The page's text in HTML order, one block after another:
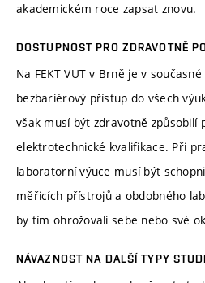
akademickém roce zapsat znovu.
DOSTUPNOST PRO ZDRAVOTNĚ
Na FEKT VUT v Brně je v
bezbariérový přístup do všech
však musí být zdravotně způsobilí
elektrotechnické kvalifikace. Při
laboratorní výuce musí být
měřicích přístrojů a obdobného
by tím ohrožovali sebe nebo své
NÁVAZNOST NA DALŠÍ TYPY